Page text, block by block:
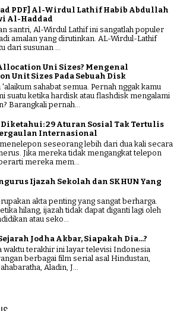
PDF] Al-Wirdul Lathif Habib Abdullah
Al-Haddad
santri, Al-Wirdul Lathif ini sangatlah populer
amalan yang dirutinkan. AL-Wirdul-Lathif
dari susunan ...
Uni Sizes? Mengenal
Unit Sizes Pada Sebuah Disk
'alaikum sahabat semua. Pernah nggak kamu
suatu ketika hardisk atau flashdisk mengalami
Barangkali pernah...
29 Aturan Sosial Tak Tertulis
Internasional
menelepon seseorang lebih dari dua kali secara
Jika mereka tidak mengangkat telepon
mereka mem...
Ijazah Sekolah dan SKHUN Yang
akta penting yang sangat berharga.
hilang, ijazah tidak dapat diganti lagi oleh
atau seko...
Jodha Akbar, Siapakah Dia...?
waktu terakhir ini layar televisi Indonesia
berbagai film serial asal Hindustan,
Aladin, J...